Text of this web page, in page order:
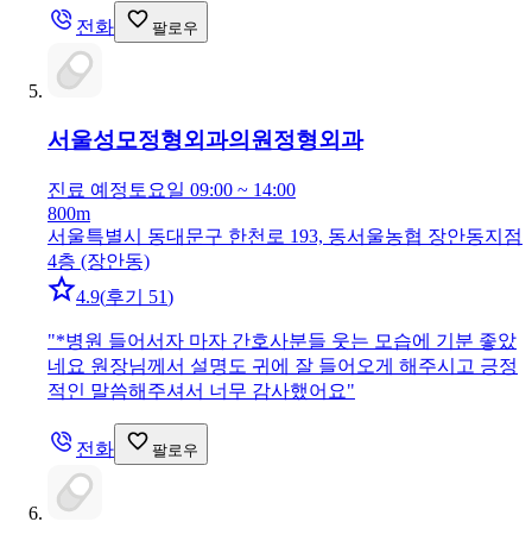
전화 팔로우
서울성모정형외과의원 정형외과
진료 예정 토요일 09:00 ~ 14:00
800m
서울특별시 동대문구 한천로 193, 동서울농협 장안동지점
4층 (장안동)
4.9(후기 51)
"*병원 들어서자 마자 간호사분들 웃는 모습에 기분 좋았
네요 원장님께서 설명도 귀에 잘 들어오게 해주시고 긍정
적인 말씀해주셔서 너무 감사했어요"
전화 팔로우